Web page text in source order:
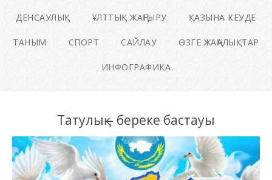
ДЕНСАУЛЫҚ ҰЛТТЫҚ ЖАҢҒЫРУ ҚАЗЫНА КЕУДЕ
ТАНЫМ СПОРТ САЙЛАУ ӨЗГЕ ЖАҢАЛЫҚТАР
ИНФОГРАФИКА
Татулық – береке бастауы